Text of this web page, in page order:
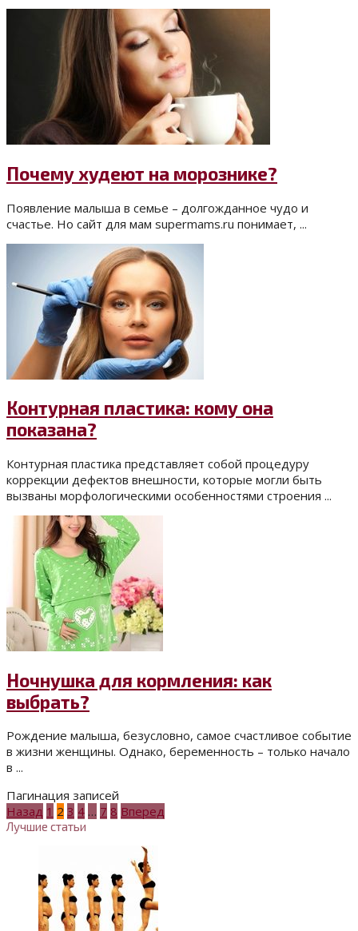
Почему худеют на морознике?
Появление малыша в семье – долгожданное чудо и
счастье. Но сайт для мам supermams.ru понимает, ...
Контурная пластика: кому она
показана?
Контурная пластика представляет собой процедуру
коррекции дефектов внешности, которые могли быть
вызваны морфологическими особенностями строения ...
Ночнушка для кормления: как
выбрать?
Рождение малыша, безусловно, самое счастливое событие
в жизни женщины. Однако, беременность – только начало
в ...
Пагинация записей
Назад 1 2 3 4 … 7 8 Вперед
Лучшие статьи